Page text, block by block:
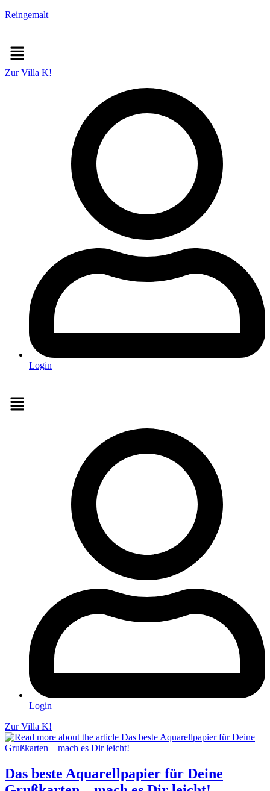
Zum
Reingemalt
Menü
Zur Villa K!
Login
Login
Zur Villa K!
Das beste Aquarellpapier für Deine